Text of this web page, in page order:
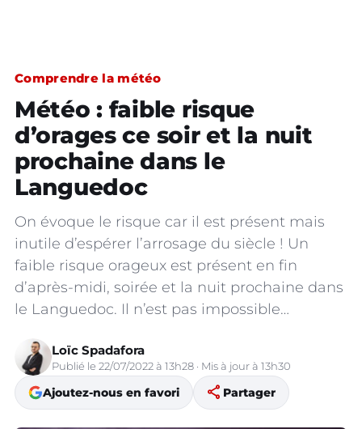
Comprendre la météo
Météo : faible risque
d’orages ce soir et la nuit
prochaine dans le
Languedoc
On évoque le risque car il est présent mais
inutile d’espérer l’arrosage du siècle ! Un
faible risque orageux est présent en fin
d’après-midi, soirée et la nuit prochaine dans
le Languedoc. Il n’est pas impossible…
Loïc Spadafora
Publié le 22/07/2022 à 13h28 · Mis à jour à 13h30
Ajoutez-nous en favori share Partager